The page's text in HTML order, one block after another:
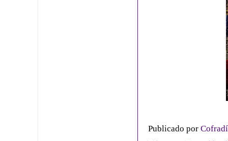
Publicado por